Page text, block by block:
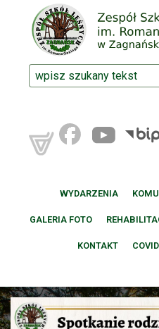
WYDARZENIA
GALERIA FOTO
KONTAKT COVID